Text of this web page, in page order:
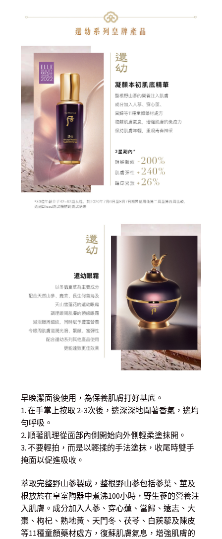
早晚潔面後使用，為保養肌膚打好基底。
1. 在手掌上按取 2-3次後，邊深深地聞著香氣，邊均
勻呼吸。
2. 順著肌理從面部內側開始向外側輕柔塗抹開。
3. 不要輕拍，而是以輕揉的手法塗抹，收尾時雙手
掩面以促進吸收。
萃取完整野山蔘製成，整根野山蔘包括蔘葉、莖及
根放於在皇室陶器中煮沸100小時，野生蔘的營養注
入肌膚。成分加入人蔘、穿心蓮、當歸、遠志、大
棗、枸杞、熟地黃、天門冬、茯苓、白蒺藜及陳皮
等11種童顏藥材處方，復蘇肌膚氣息，增強肌膚的